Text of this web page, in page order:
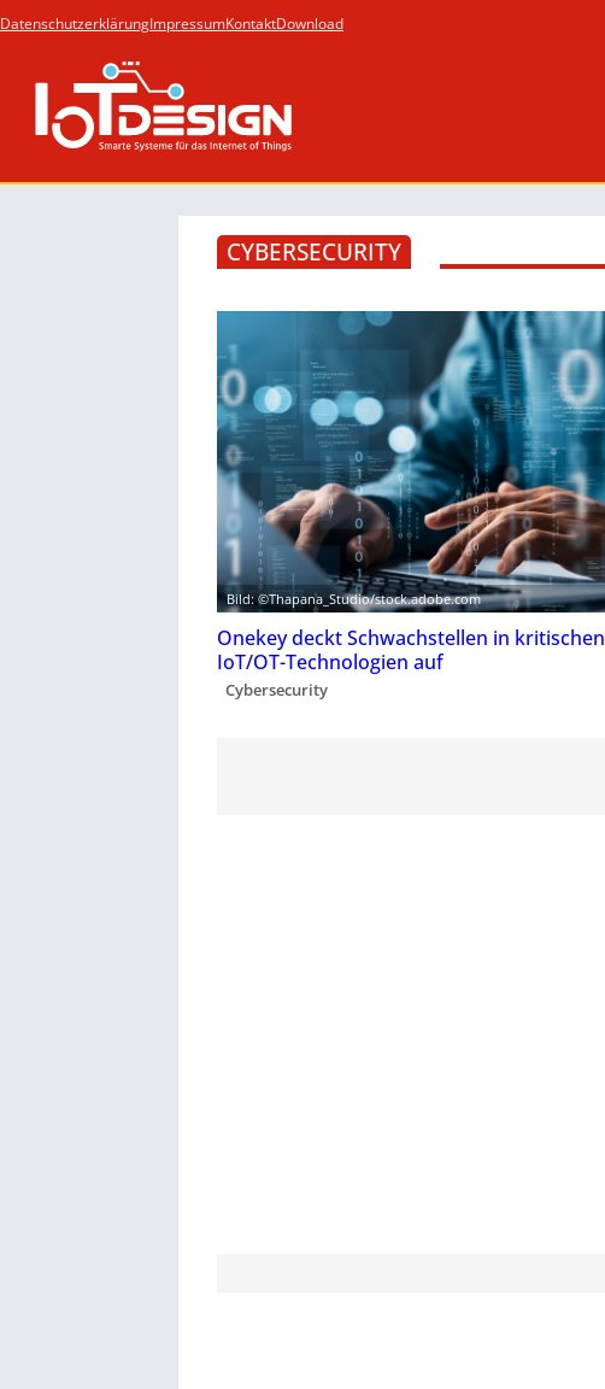
DatenschutzerklärungImpressumKontaktDownload
CYBERSECURITY
Bild: ©Thapana_Studio/stock.adobe.com
Onekey deckt Schwachstellen in kritischen
IoT/OT-Technologien auf
Cybersecurity